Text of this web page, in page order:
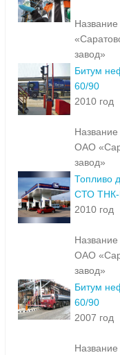
Название
завод»
Битум
60/90
2010 год
Название
ОАО
завод»
Топливо
СТО ТНК-
2010 год
Название
ОАО
завод»
Битум
60/90
2007 год
Название